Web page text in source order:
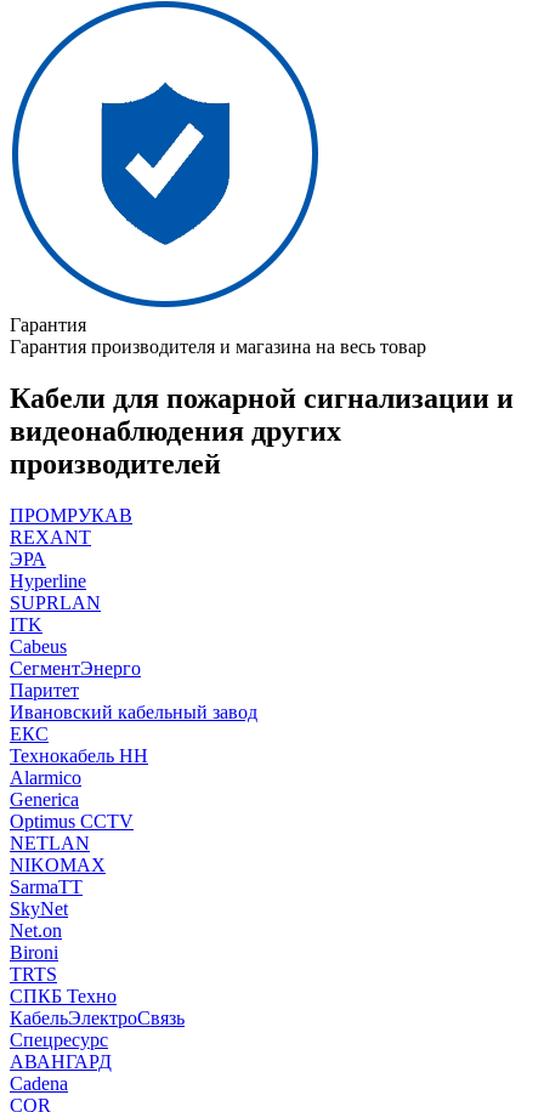
Гарантия
Гарантия производителя и магазина на весь товар
Кабели для пожарной сигнализации и
видеонаблюдения других
производителей
ПРОМРУКАВ
REXANT
ЭРА
Hyperline
SUPRLAN
ITK
Cabeus
СегментЭнерго
Паритет
Ивановский кабельный завод
ЕКС
Технокабель НН
Alarmico
Generica
Optimus CCTV
NETLAN
NIKOMAX
SarmaTT
SkyNet
Net.on
Bironi
TRTS
СПКБ Техно
КабельЭлектроСвязь
Спецресурс
АВАНГАРД
Cadena
CQR